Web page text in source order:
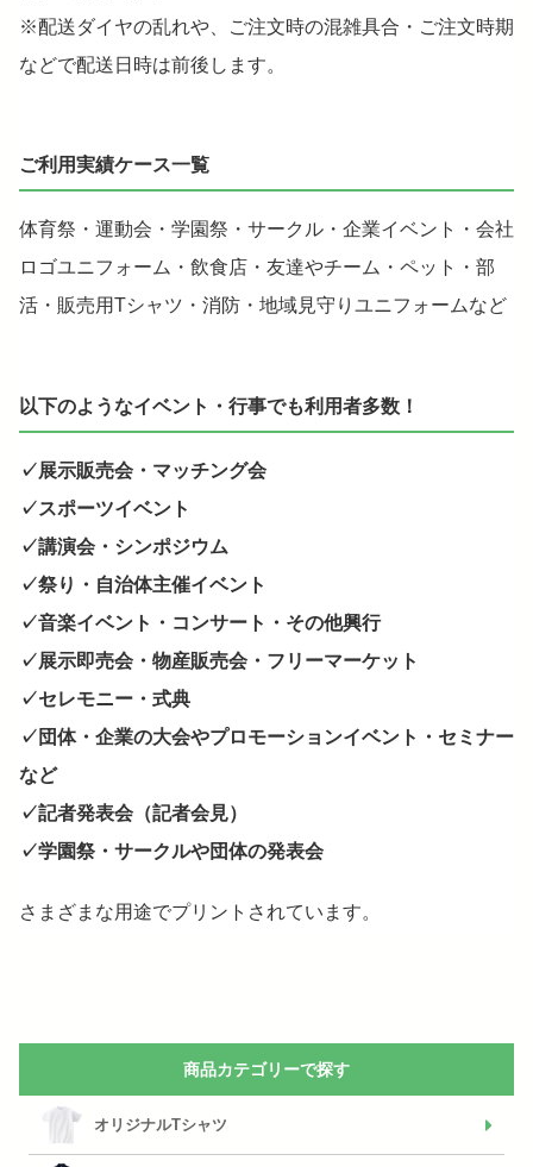
※配送ダイヤの乱れや、ご注文時の混雑具合・ご注文時期
などで配送日時は前後します。
ご利用実績ケース一覧
体育祭・運動会・学園祭・サークル・企業イベント・会社
ロゴユニフォーム・飲食店・友達やチーム・ペット・部
活・販売用Tシャツ・消防・地域見守りユニフォームなど
以下のようなイベント・行事でも利用者多数！
✓展示販売会・マッチング会
✓スポーツイベント
✓講演会・シンポジウム
✓祭り・自治体主催イベント
✓音楽イベント・コンサート・その他興行
✓展示即売会・物産販売会・フリーマーケット
✓セレモニー・式典
✓団体・企業の大会やプロモーションイベント・セミナー
など
✓記者発表会（記者会見）
✓学園祭・サークルや団体の発表会
さまざまな用途でプリントされています。
商品カテゴリーで探す
オリジナルTシャツ